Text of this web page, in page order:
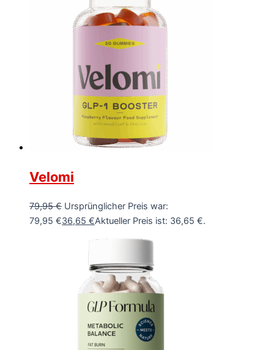
Velomi
79,95€ Ursprünglicher Preis war:
79,95 €36,65 €Aktueller Preis ist: 36,65 €.